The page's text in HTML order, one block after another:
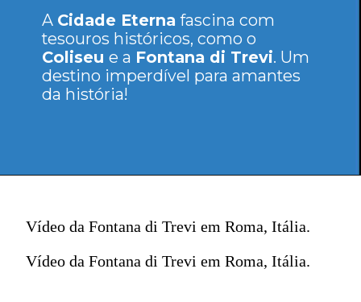
A Cidade Eternafascina com
tesouros históricos, como o
Coliseue a Fontana di Trevi. Um
destino imperdível para amantes
da história!
Vídeo da Fontana di Trevi em Roma, Itália.
Vídeo da Fontana di Trevi em Roma, Itália.